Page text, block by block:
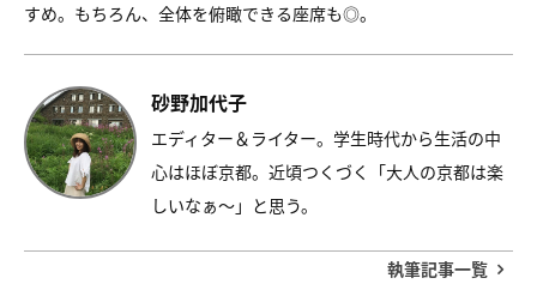
すめ。もちろん、全体を俯瞰できる座席も◎。
砂野加代子
エディター＆ライター。学生時代から生活の中
心はほぼ京都。近頃つくづく「大人の京都は楽
しいなぁ〜」と思う。
執筆記事一覧